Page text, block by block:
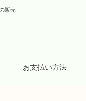
販売
お支払い方法